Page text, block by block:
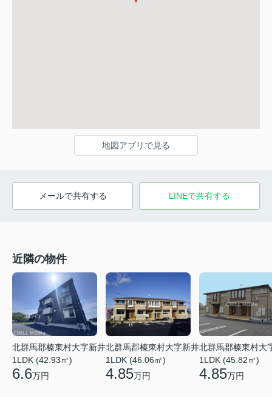
地図アプリで見る
メールで共有する LINEで共有する
近隣の物件
北群馬郡榛東村大字新井
1LDK (42.93㎡)
6.6万円
北群馬郡榛東村大字新井
1LDK (46.06㎡)
4.85万円
北群馬郡榛東村大
1LDK (45.82㎡)
4.85万円